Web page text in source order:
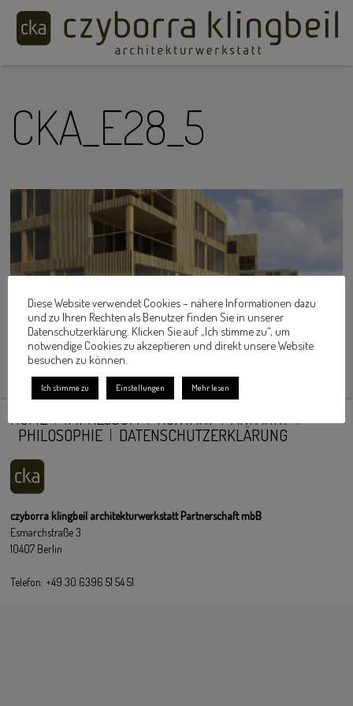
CKA_E28_5
HOME IMPRESSUM KONTAKT
ANFAHRT
PHILOSOPHIE
DATENSCHUTZERKLÄRUNG
czyborra klingbeil architekturwerkstatt Partnerschaft mbB
Esmarchstraße 3
10407 Berlin
Telefon: +49 30 6396 51 54 51
Diese Website verwendet Cookies – nähere Informationen dazu
und zu Ihren Rechten als Benutzer finden Sie in unserer
Datenschutzerklärung. Klicken Sie auf „Ich stimme zu“, um
notwendige Cookies zu akzeptieren und direkt unsere Website
besuchen zu können.
Ich stimme zu Einstellungen Mehr lesen